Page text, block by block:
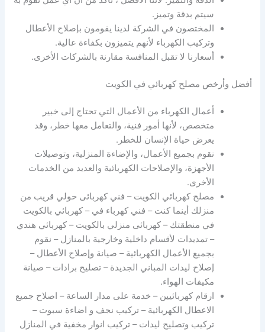
سيتم بدقة وتميز.
المختصون في الشركة لدينا يقومون بإصلاح الأعطال
وتركيب الكهرباء لأنهم يتميزون بكفاءة عالية.
أسعارنا لا تقبل المنافسة مقارنة بالشركات الأخرى.
أفضل وأرخص مصلح كهربائي في الكويت
أعمال الكهرباء من الأعمال التي تحتاج إلى خبير
متخصص، لأنها أمور فنية، والتعامل معها خطر، وقد
يعرض حياة الإنسان للخطر.
نقوم بجميع الأعمال، والإضاءة المنزلية، وتوصيلات
الأجهزة، والإصلاحات الكهربائية والعديد من الخدمات
الأخرى.
مصلح كهربائي الكويت – فني كهربائى حولي قريب من
منزلك أينما كنت – فني كهرباء في – كهربائي بالكويت
في منطقتك – كهربائى منزلي بالكويت – كهربائي هندي
– تمديدات لأقسام داخلية وخارجية بالمنازل – نقوم
بجميع الأعمال الكهربائية – صيانة وإصلاح الأعطال –
إصلاح ليدات المباني الجديدة – تصليح برادات – صيانة
مكيفات الهواء.
ارقام كهربائيين – خدمة على مدار الساعة – اصلاح جميع
الاعطال الكهربائية – تركيب نجف و اضاءة سبوت –
تركيب وتصليح ليدات – تركيب انوار مخفية في المنازل